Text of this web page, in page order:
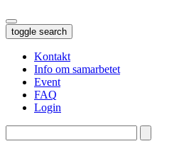
toggle search
Kontakt
Info om samarbetet
Event
FAQ
Login
enter